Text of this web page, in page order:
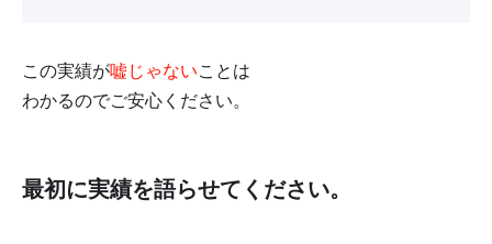
この実績が嘘じゃないことは
わかるのでご安心ください。
最初に実績を語らせてください。